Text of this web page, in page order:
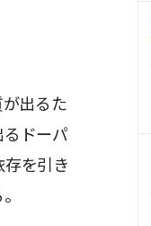
出るた
ドーパ
存を引き